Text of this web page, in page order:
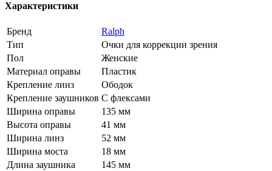
Характеристики
Бренд
Ralph
Тип
Очки для коррекции зрения
Пол
Женские
Материал оправы
Пластик
Крепление линз
Ободок
Крепление заушников С флексами
Ширина оправы
135 мм
Высота оправы
41 мм
Ширина линз
52 мм
Ширина моста
18 мм
Длина заушника
145 мм